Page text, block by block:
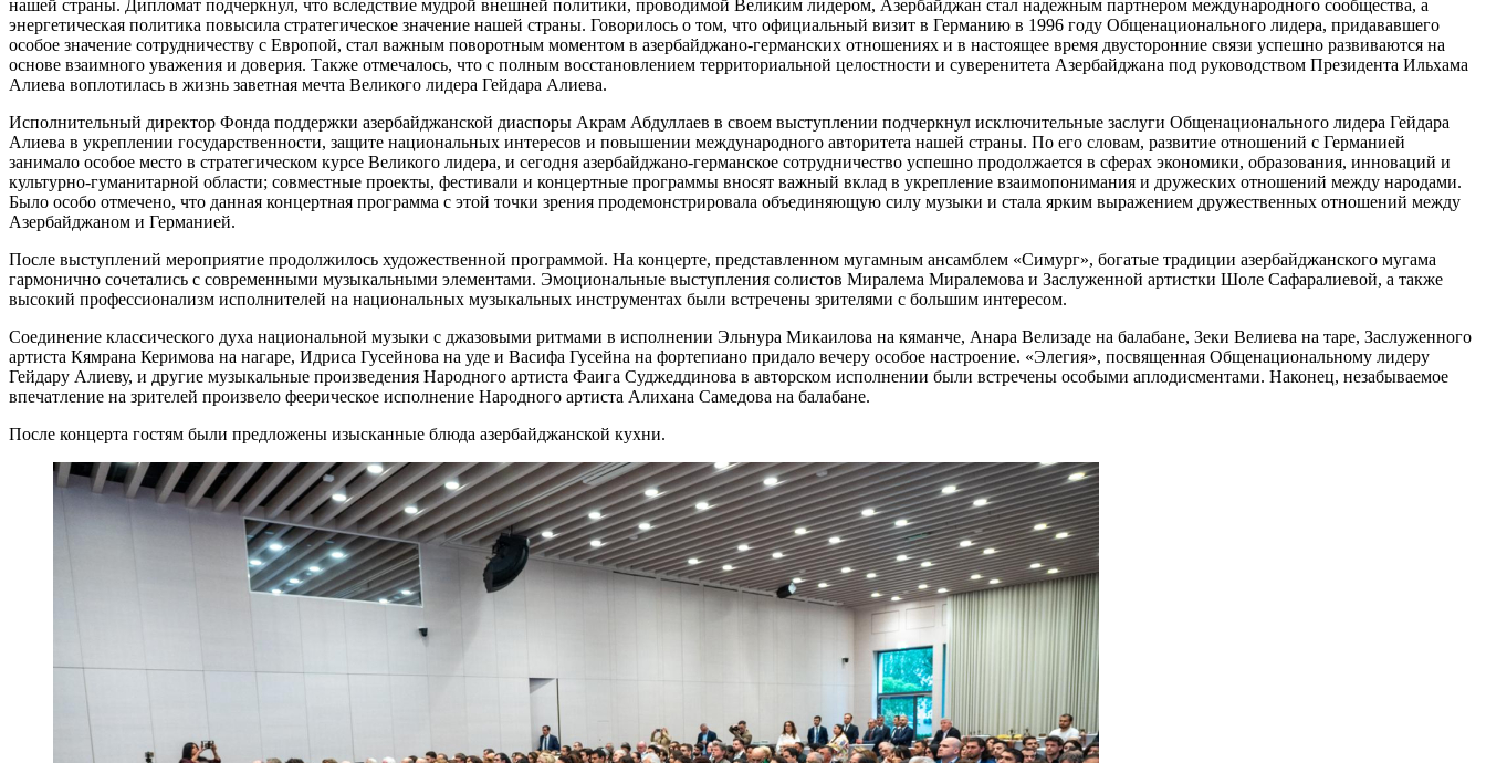
нашей страны. Дипломат подчеркнул, что вследствие мудрой внешней политики, проводимой Великим лидером, Азербайджан стал надежным партнером международного сообщества, а
энергетическая политика повысила стратегическое значение нашей страны. Говорилось о том, что официальный визит в Германию в 1996 году Общенационального лидера, придававшего
особое значение сотрудничеству с Европой, стал важным поворотным моментом в азербайджано-германских отношениях и в настоящее время двусторонние связи успешно развиваются на
основе взаимного уважения и доверия. Также отмечалось, что с полным восстановлением территориальной целостности и суверенитета Азербайджана под руководством Президента Ильхама
Алиева воплотилась в жизнь заветная мечта Великого лидера Гейдара Алиева.
Исполнительный директор Фонда поддержки азербайджанской диаспоры Акрам Абдуллаев в своем выступлении подчеркнул исключительные заслуги Общенационального лидера Гейдара
Алиева в укреплении государственности, защите национальных интересов и повышении международного авторитета нашей страны. По его словам, развитие отношений с Германией
занимало особое место в стратегическом курсе Великого лидера, и сегодня азербайджано-германское сотрудничество успешно продолжается в сферах экономики, образования, инноваций и
культурно-гуманитарной области; совместные проекты, фестивали и концертные программы вносят важный вклад в укрепление взаимопонимания и дружеских отношений между народами.
Было особо отмечено, что данная концертная программа с этой точки зрения продемонстрировала объединяющую силу музыки и стала ярким выражением дружественных отношений между
Азербайджаном и Германией.
После выступлений мероприятие продолжилось художественной программой. На концерте, представленном мугамным ансамблем «Симург», богатые традиции азербайджанского мугама
гармонично сочетались с современными музыкальными элементами. Эмоциональные выступления солистов Миралема Миралемова и Заслуженной артистки Шоле Сафаралиевой, а также
высокий профессионализм исполнителей на национальных музыкальных инструментах были встречены зрителями с большим интересом.
Соединение классического духа национальной музыки с джазовыми ритмами в исполнении Эльнура Микаилова на кяманче, Анара Велизаде на балабане, Зеки Велиева на таре, Заслуженного
артиста Кямрана Керимова на нагаре, Идриса Гусейнова на уде и Васифа Гусейна на фортепиано придало вечеру особое настроение. «Элегия», посвященная Общенациональному лидеру
Гейдару Алиеву, и другие музыкальные произведения Народного артиста Фаига Суджеддинова в авторском исполнении были встречены особыми аплодисментами. Наконец, незабываемое
впечатление на зрителей произвело феерическое исполнение Народного артиста Алихана Самедова на балабане.
После концерта гостям были предложены изысканные блюда азербайджанской кухни.